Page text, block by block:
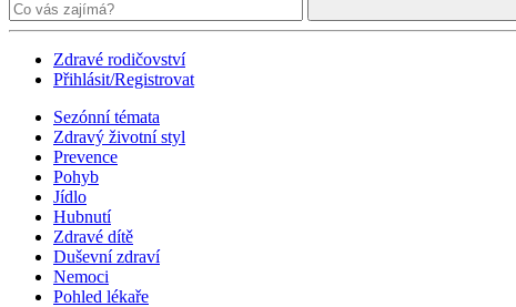
Zdravé rodičovství
Přihlásit/Registrovat
Sezónní témata
Zdravý životní styl
Prevence
Pohyb
Jídlo
Hubnutí
Zdravé dítě
Duševní zdraví
Nemoci
Pohled lékaře